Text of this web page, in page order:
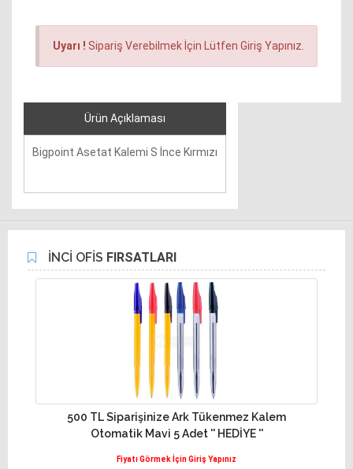
Uyarı ! Sipariş Verebilmek İçin Lütfen Giriş Yapınız.
Ürün Açıklaması
Bigpoint Asetat Kalemi S İnce Kırmızı
İNCİ OFİS FIRSATLARI
500 TL Siparişinize Ark Tükenmez Kalem
Otomatik Mavi 5 Adet '' HEDİYE ''
Fiyatı Görmek İçin Giriş Yapınız